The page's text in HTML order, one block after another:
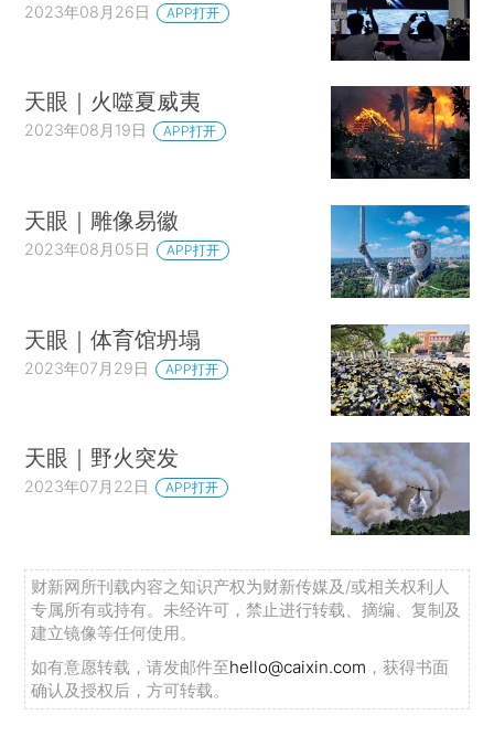
2023年08月26日 APP打开
天眼｜火噬夏威夷
2023年08月19日 APP打开
天眼｜雕像易徽
2023年08月05日 APP打开
天眼｜体育馆坍塌
2023年07月29日 APP打开
天眼｜野火突发
2023年07月22日 APP打开
财新网所刊载内容之知识产权为财新传媒及/或相关权利人
专属所有或持有。未经许可，禁止进行转载、摘编、复制及
建立镜像等任何使用。
如有意愿转载，请发邮件至hello@caixin.com ，获得书面
确认及授权后，方可转载。